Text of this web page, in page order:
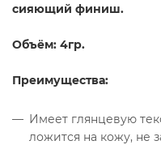
сияющий финиш.
Объём: 4гр.
Преимущества:
Имеет глянцевую
ложится на кожу, не